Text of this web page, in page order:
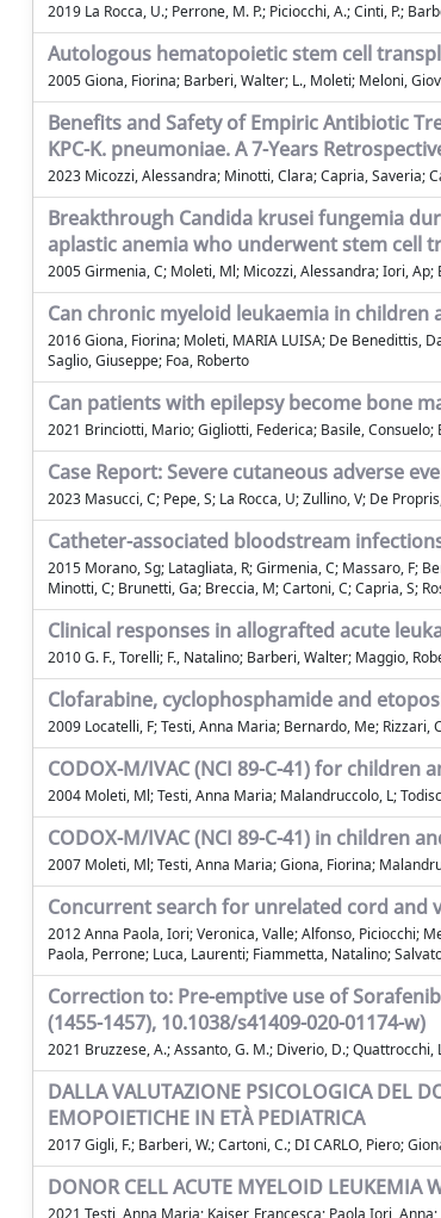
2019 La Rocca, U.; Perrone, M. P.; Piciocchi, A.; Cinti, P.;
Autologous hematopoietic stem cell
2005 Giona, Fiorina; Barberi, Walter; L., Moleti; Meloni,
Benefits and Safety of Empiric Antibiotic
KPC-K. pneumoniae. A 7-Years
2023 Micozzi, Alessandra; Minotti, Clara; Capria, Saveria;
Breakthrough Candida krusei fungemia
aplastic anemia who underwent stem cell
2005 Girmenia, C; Moleti, Ml; Micozzi, Alessandra; Iori, Ap;
Can chronic myeloid leukaemia in
2016 Giona, Fiorina; Moleti, MARIA LUISA; De Benedittis,
Saglio, Giuseppe; Foa, Roberto
Can patients with epilepsy become bone
2021 Brinciotti, Mario; Gigliotti, Federica; Basile,
Case Report: Severe cutaneous adverse
2023 Masucci, C; Pepe, S; La Rocca, U; Zullino, V; De
Catheter-associated bloodstream
2015 Morano, Sg; Latagliata, R; Girmenia, C; Massaro, F;
Minotti, C; Brunetti, Ga; Breccia, M; Cartoni, C; Capria, S;
Clinical responses in allografted acute
2010 G. F., Torelli; F., Natalino; Barberi, Walter; Maggio,
Clofarabine, cyclophosphamide and
2009 Locatelli, F; Testi, Anna Maria; Bernardo, Me; Rizzari,
CODOX-M/IVAC (NCI 89-C-41) for
2004 Moleti, Ml; Testi, Anna Maria; Malandruccolo, L;
CODOX-M/IVAC (NCI 89-C-41) in children
2007 Moleti, Ml; Testi, Anna Maria; Giona, Fiorina;
Concurrent search for unrelated cord and
2012 Anna Paola, Iori; Veronica, Valle; Alfonso, Piciocchi;
Paola, Perrone; Luca, Laurenti; Fiammetta, Natalino;
Correction to: Pre-emptive use of
(1455-1457), 10.1038/s41409-020-01174-w)
2021 Bruzzese, A.; Assanto, G. M.; Diverio, D.; Quattrocchi,
DALLA VALUTAZIONE PSICOLOGICA DEL
EMOPOIETICHE IN ETÀ PEDIATRICA
2017 Gigli, F.; Barberi, W.; Cartoni, C.; DI CARLO, Piero;
DONOR CELL ACUTE MYELOID LEUKEMIA
2021 Testi, Anna Maria; Kaiser, Francesca; Paola Iori,